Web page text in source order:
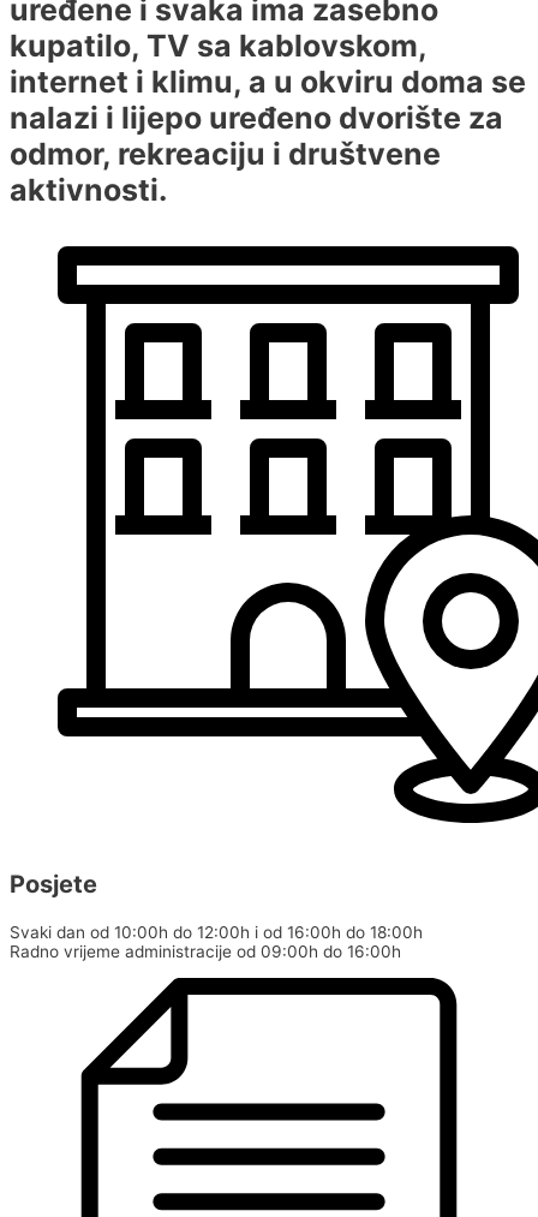
uređene i svaka ima zasebno
kupatilo, TV sa kablovskom,
internet i klimu, a u okviru doma se
nalazi i lijepo uređeno dvorište za
odmor, rekreaciju i društvene
aktivnosti.
Posjete
Svaki dan od 10:00h do 12:00h i od 16:00h do 18:00h
Radno vrijeme administracije od 09:00h do 16:00h